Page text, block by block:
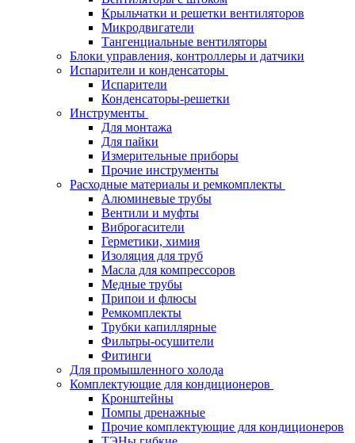
Крыльчатки и решетки вентиляторов
Микродвигатели
Тангенциальные вентиляторы
Блоки управления, контроллеры и датчики
Испарители и конденсаторы
Испарители
Конденсаторы-решетки
Инструменты
Для монтажа
Для пайки
Измерительные приборы
Прочие инструменты
Расходные материалы и ремкомплекты
Алюминевые трубы
Вентили и муфты
Виброгасители
Герметики, химия
Изоляция для труб
Масла для компрессоров
Медные трубы
Припои и флюсы
Ремкомплекты
Трубки капиллярные
Фильтры-осушители
Фитинги
Для промышленного холода
Комплектующие для кондиционеров
Кронштейны
Помпы дренажные
Прочие комплектующие для кондиционеров